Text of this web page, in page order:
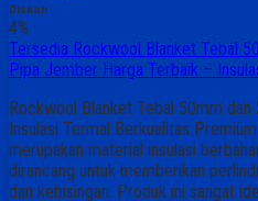
Diskon
4%
Tersedia Rockwool Blanket Tebal
Pipa Jember Harga Terbaik –
Rockwool Blanket Tebal 50mm
Insulasi Termal Berkualitas
merupakan material insulasi
dirancang untuk memberikan
dan kebisingan. Produk ini sangat